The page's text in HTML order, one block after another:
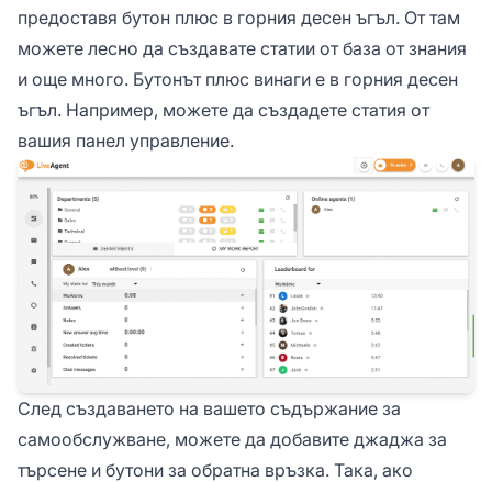
предоставя бутон плюс в горния десен ъгъл. От там
можете лесно да създавате статии от база от знания
и още много. Бутонът плюс винаги е в горния десен
ъгъл. Например, можете да създадете статия от
вашия панел управление.
След създаването на вашето съдържание за
самообслужване, можете да добавите джаджа за
търсене и бутони за обратна връзка. Така, ако